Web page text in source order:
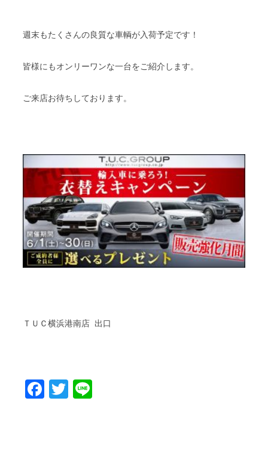
週末もたくさんの良質な車輌が入荷予定です！
皆様にもオンリーワンな一台をご紹介します。
ご来店お待ちしております。
ＴＵＣ横浜港南店 出口
Facebook
Twitter